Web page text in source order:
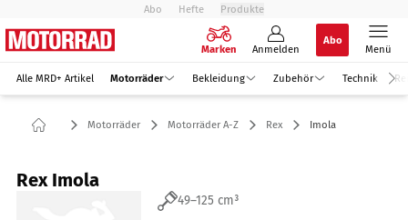
Abo Hefte Produkte
Marken Anmelden
Abo
Menü
Alle MRD+ Artikel Motorräder Bekleidung Zubehör Technik
Motorräder Motorräder A-Z Rex Imola
Rex Imola
49–125 cm³